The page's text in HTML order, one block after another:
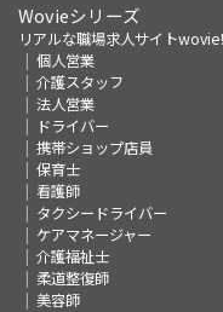
Wovieシリーズ
リアルな職場求人サイトwovie!
個人営業
介護スタッフ
法人営業
ドライバー
携帯ショップ店員
保育士
看護師
タクシードライバー
ケアマネージャー
介護福祉士
柔道整復師
美容師